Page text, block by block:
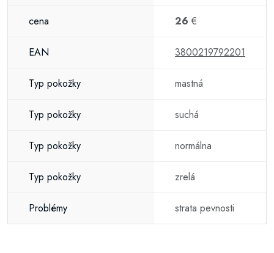
cena 26 €
EAN 3800219792201
Typ pokožky mastná
Typ pokožky suchá
Typ pokožky normálna
Typ pokožky zrelá
Problémy strata pevnosti